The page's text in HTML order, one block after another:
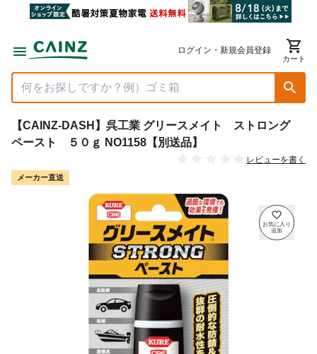
ログイン・新規会員登録
カート
【CAINZ-DASH】呉工業 グリースメイト ストロング
ペースト ５０ｇ NO1158【別送品】
レビューを書く
メーカー直送